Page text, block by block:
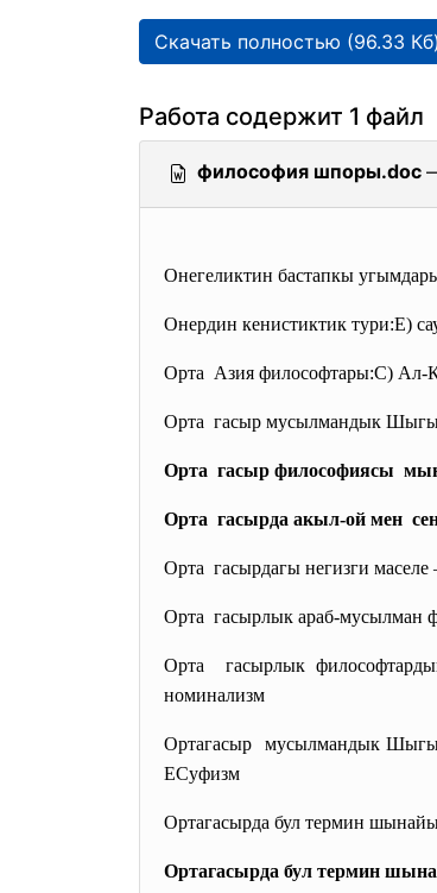
Скачать полностью (96.33 Кб)
Работа содержит 1 файл
философия шпоры.doc
Онегеликтин бастапкы
Онердин кенистиктик тури:Е)
Орта Азия философтары:С) Ал-
Орта гасыр мусылмандык
Орта гасыр философиясы
Орта гасырда акыл-ой мен
Орта гасырдагы негизги
Орта гасырлык араб-мусылман
Орта гасырлык
номинализм
Ортагасыр мусылмандык
ЕСуфизм
Ортагасырда бул термин
Ортагасырда бул термин